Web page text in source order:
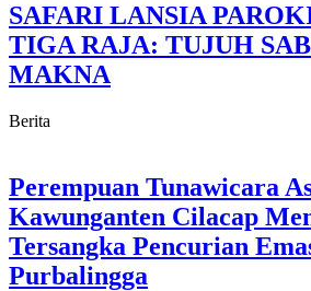
SAFARI LANSIA
TIGA RAJA: TUJUH
MAKNA
Berita
Perempuan Tunawicara
Kawunganten Cilacap
Tersangka Pencurian
Purbalingga